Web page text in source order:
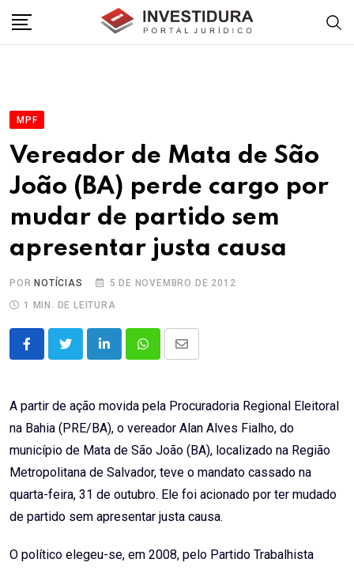
MPF
Vereador de Mata de São
João (BA) perde cargo por
mudar de partido sem
apresentar justa causa
POR NOTÍCIAS
5 DE NOVEMBRO DE 2012
1 MIN. DE LEITURA
LinkedInWhatsappShare
A partir de ação movida pela Procuradoria Regional Eleitoral
na Bahia (PRE/BA), o vereador Alan Alves Fialho, do
município de Mata de São João (BA), localizado na Região
Metropolitana de Salvador, teve o mandato cassado na
quarta-feira, 31 de outubro. Ele foi acionado por ter mudado
de partido sem apresentar justa causa.
O político elegeu-se, em 2008, pelo Partido Trabalhista